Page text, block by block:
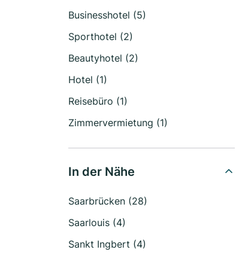
Businesshotel (5)
Sporthotel (2)
Beautyhotel (2)
Hotel (1)
Reisebüro (1)
Zimmervermietung (1)
In der Nähe
Saarbrücken (28)
Saarlouis (4)
Sankt Ingbert (4)